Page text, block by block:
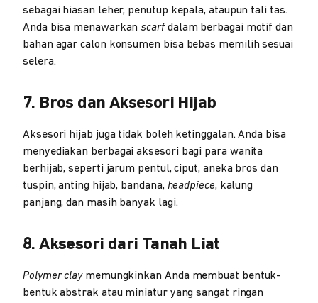
sebagai hiasan leher, penutup kepala, ataupun tali tas.
Anda bisa menawarkan scarfdalam berbagai motif dan
bahan agar calon konsumen bisa bebas memilih sesuai
selera.
7. Bros dan Aksesori Hijab
Aksesori hijab juga tidak boleh ketinggalan. Anda bisa
menyediakan berbagai aksesori bagi para wanita
berhijab, seperti jarum pentul, ciput, aneka bros dan
tuspin, anting hijab, bandana, headpiece, kalung
panjang, dan masih banyak lagi.
8. Aksesori dari Tanah Liat
Polymer clay memungkinkan Anda membuat bentuk-
bentuk abstrak atau miniatur yang sangat ringan